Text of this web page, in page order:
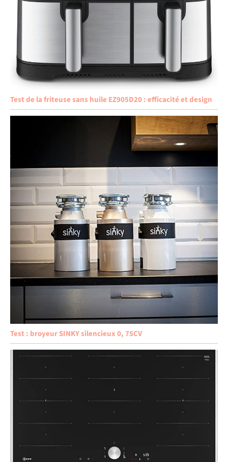
Test de la friteuse sans huile EZ905D20 : efficacité et design
Test : broyeur SINKY silencieux 0, 75CV